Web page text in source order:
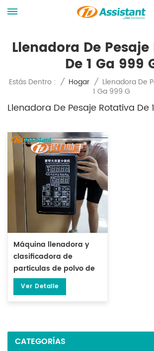
Llenadora De
De 1 Ga 999
Estás Dentro : / Hogar / Llenadora De
1 Ga 999 G
Llenadora De Pesaje Rotativa De
Máquina llenadora y
clasificadora de
partículas de polvo de
té semiautomática de
10-999 gramos DL-FZ-
Ver Detalle
CATEGORÍAS